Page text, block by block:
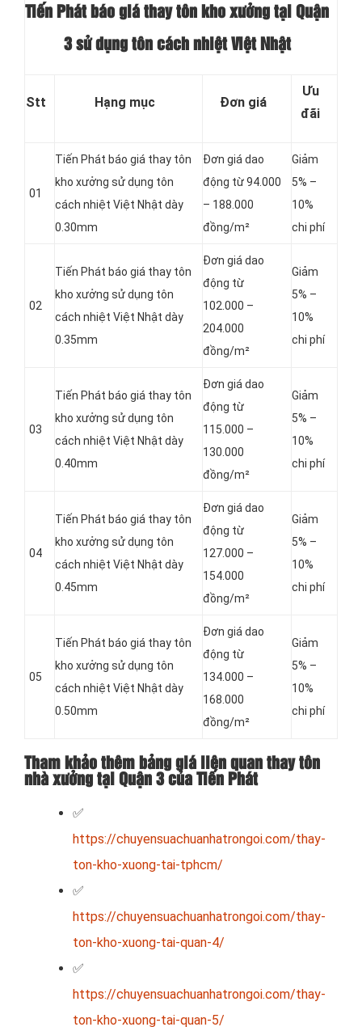
Tiến Phát báo giá thay tôn kho xưởng tại Quận
3 sử dụng tôn cách nhiệt Việt Nhật
Stt Hạng mục Đơn giá
Ưu
đãi
01
Tiến Phát báo giá thay tôn
kho xưởng sử dụng tôn
cách nhiệt Việt Nhật dày
0.30mm
Đơn giá dao
động từ 94.000
– 188.000
đồng/m²
Giảm
5% –
10%
chi phí
02
Tiến Phát báo giá thay tôn
kho xưởng sử dụng tôn
cách nhiệt Việt Nhật dày
0.35mm
Đơn giá dao
động từ
102.000 –
204.000
đồng/m²
Giảm
5% –
10%
chi phí
03
Tiến Phát báo giá thay tôn
kho xưởng sử dụng tôn
cách nhiệt Việt Nhật dày
0.40mm
Đơn giá dao
động từ
115.000 –
130.000
đồng/m²
Giảm
5% –
10%
chi phí
04
Tiến Phát báo giá thay tôn
kho xưởng sử dụng tôn
cách nhiệt Việt Nhật dày
0.45mm
Đơn giá dao
động từ
127.000 –
154.000
đồng/m²
Giảm
5% –
10%
chi phí
05
Tiến Phát báo giá thay tôn
kho xưởng sử dụng tôn
cách nhiệt Việt Nhật dày
0.50mm
Đơn giá dao
động từ
134.000 –
168.000
đồng/m²
Giảm
5% –
10%
chi phí
Tham khảo thêm bảng giá liên quan thay tôn
nhà xưởng tại Quận 3 của Tiến Phát
✅
https://chuyensuachuanhatrongoi.com/thay-
ton-kho-xuong-tai-tphcm/
✅
https://chuyensuachuanhatrongoi.com/thay-
ton-kho-xuong-tai-quan-4/
✅
https://chuyensuachuanhatrongoi.com/thay-
ton-kho-xuong-tai-quan-5/